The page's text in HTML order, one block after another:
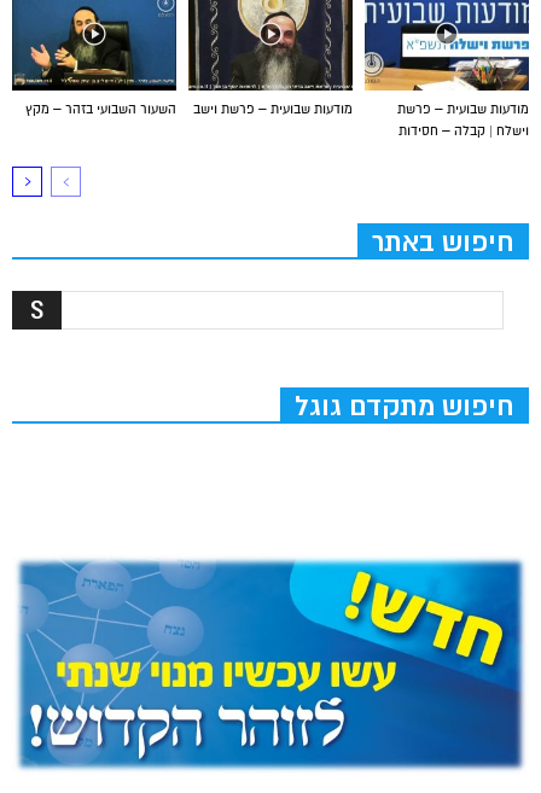
השעור השבועי בזהר – מקץ מודעות שבועית – פרשת וישב
מודעות שבועית – פרשת
וישלח | קבלה – חסידות
חיפוש באתר
חיפוש מתקדם גוגל